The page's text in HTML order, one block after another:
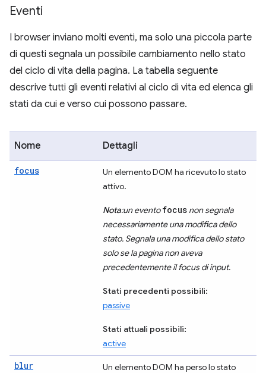
Eventi
I browser inviano molti eventi, ma solo una piccola parte
di questi segnala un possibile cambiamento nello stato
del ciclo di vita della pagina. La tabella seguente
descrive tutti gli eventi relativi al ciclo di vita ed elenca gli
stati da cui e verso cui possono passare.
Nome Dettagli
focus
Un elemento DOM ha ricevuto lo stato
attivo.
Nota:un eventofocus non segnala
necessariamente una modifica dello
stato. Segnala una modifica dello stato
solo se la pagina non aveva
precedentemente il focus di input.
Stati precedenti possibili:
passive
Stati attuali possibili:
active
blur
Un elemento DOM ha perso lo stato